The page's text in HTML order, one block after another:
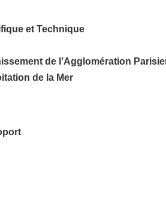
et Technique
de l’Agglomération
de la Mer